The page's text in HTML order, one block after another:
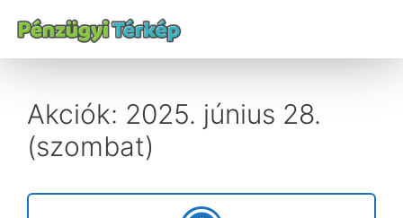
Akciók: 2025. június 28.
(szombat)